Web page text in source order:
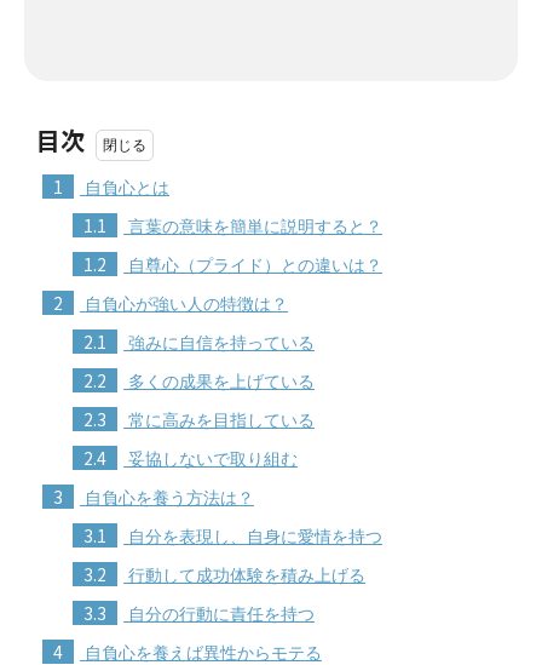
目次
1 自負心とは
1.1 言葉の意味を簡単に説明すると？
1.2 自尊心（プライド）との違いは？
2 自負心が強い人の特徴は？
2.1 強みに自信を持っている
2.2 多くの成果を上げている
2.3 常に高みを目指している
2.4 妥協しないで取り組む
3 自負心を養う方法は？
3.1 自分を表現し、自身に愛情を持つ
3.2 行動して成功体験を積み上げる
3.3 自分の行動に責任を持つ
4 自負心を養えば異性からモテる